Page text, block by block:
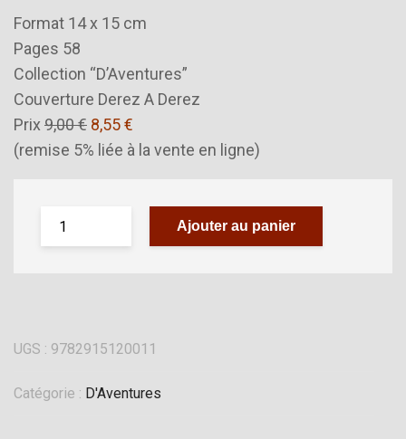
Format 14 x 15 cm
Pages 58
Collection “D’Aventures”
Couverture Derez A Derez
Prix9,00 € 8,55 €
(remise 5% liée à la vente en ligne)
Ajouter au panier
UGS : 9782915120011
Catégorie : D'Aventures